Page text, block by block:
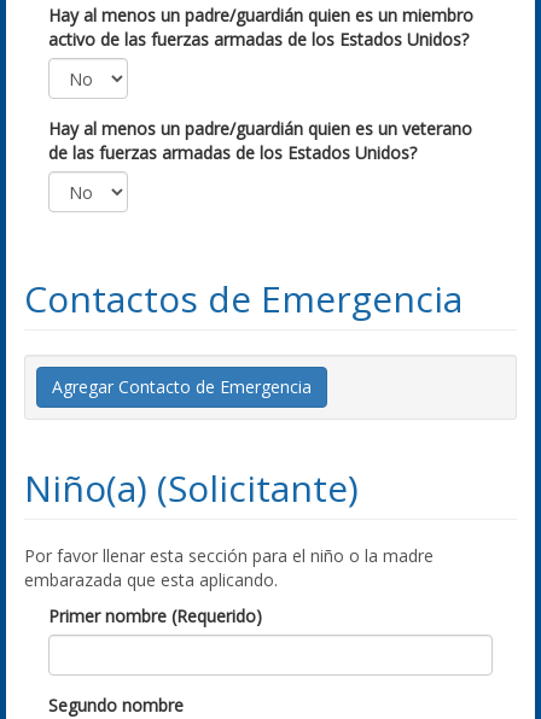
Hay al menos un padre/guardián quien es un miembro
activo de las fuerzas armadas de los Estados Unidos?
Hay al menos un padre/guardián quien es un veterano
de las fuerzas armadas de los Estados Unidos?
Contactos de Emergencia
Agregar Contacto de Emergencia
Niño(a) (Solicitante)
Por favor llenar esta sección para el niño o la madre
embarazada que esta aplicando.
Primer nombre (Requerido)
Segundo nombre